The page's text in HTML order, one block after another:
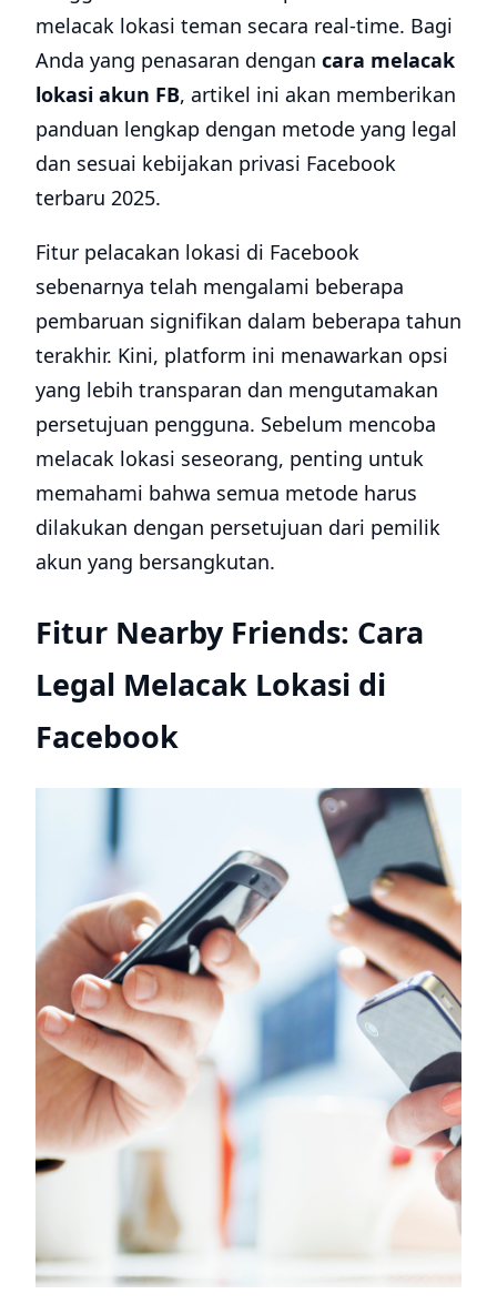
melacak lokasi teman secara real-time. Bagi
Anda yang penasaran dengan cara melacak
lokasi akun FB, artikel ini akan memberikan
panduan lengkap dengan metode yang legal
dan sesuai kebijakan privasi Facebook
terbaru 2025.
Fitur pelacakan lokasi di Facebook
sebenarnya telah mengalami beberapa
pembaruan signifikan dalam beberapa tahun
terakhir. Kini, platform ini menawarkan opsi
yang lebih transparan dan mengutamakan
persetujuan pengguna. Sebelum mencoba
melacak lokasi seseorang, penting untuk
memahami bahwa semua metode harus
dilakukan dengan persetujuan dari pemilik
akun yang bersangkutan.
Fitur Nearby Friends: Cara
Legal Melacak Lokasi di
Facebook